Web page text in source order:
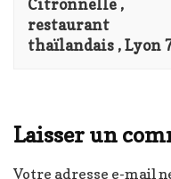
Citronnelle ,
restaurant
thaïlandais , Lyon
Laisser un
Votre adresse e-mail